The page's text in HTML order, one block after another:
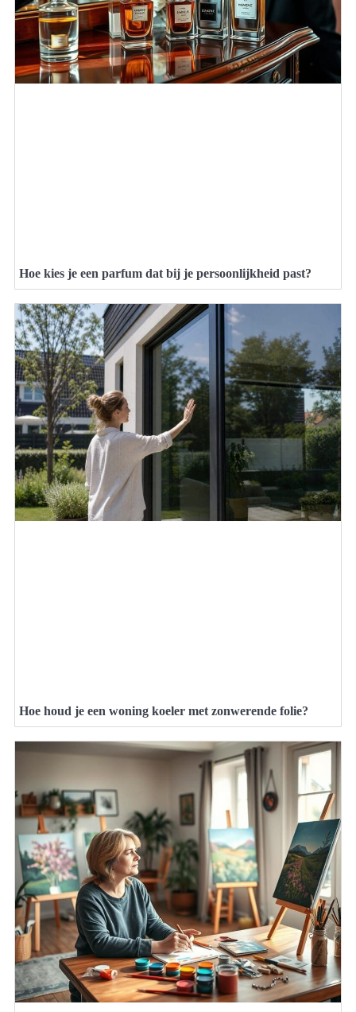
Hoe kies je een parfum dat bij je persoonlijkheid past?
Hoe houd je een woning koeler met zonwerende folie?